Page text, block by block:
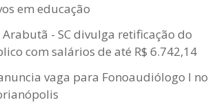
em educação
- SC divulga retificação do
com salários de até R$ 6.742,14
anuncia vaga para Fonoaudiólogo I no